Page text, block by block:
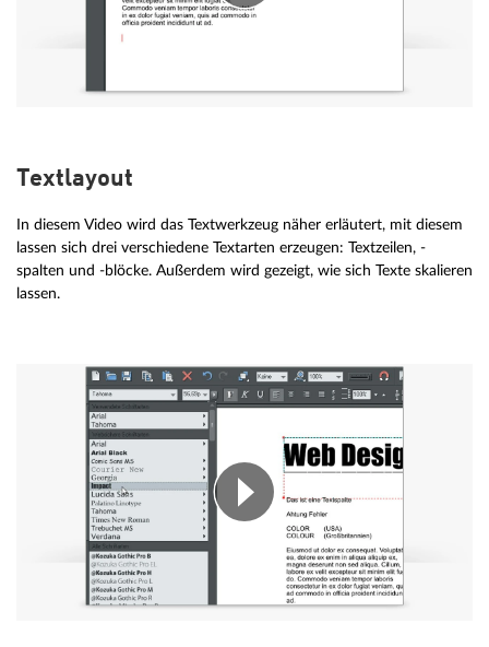
Textlayout
In diesem Video wird das Textwerkzeug näher erläutert, mit diesem
lassen sich drei verschiedene Textarten erzeugen: Textzeilen, -
spalten und -blöcke. Außerdem wird gezeigt, wie sich Texte skalieren
lassen.